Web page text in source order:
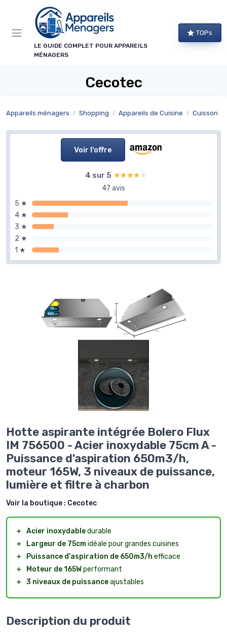
LE GUIDE COMPLET POUR APPAREILS
MÉNAGERS
TOPs
Cecotec
Appareils ménagers Shopping Appareils de Cuisine Cuisson
Voir l'offre
4 sur 5 ★★★★★
★★★★★
47 avis
5 ★
4 ★
3 ★
2 ★
1 ★
Hotte aspirante intégrée Bolero Flux
IM 756500 - Acier inoxydable 75cm A -
Puissance d'aspiration 650m3/h,
moteur 165W, 3 niveaux de puissance,
lumière et filtre à charbon
Voir la boutique : Cecotec
＋ Acier inoxydabledurable
＋
Largeur de 75cmidéale pour grandes cuisines
＋
Puissance d'aspiration de 650m3/h efficace
＋
Moteur de 165Wperformant
＋ 3 niveaux de puissanceajustables
Description du produit
Panneau de gestion des cookies